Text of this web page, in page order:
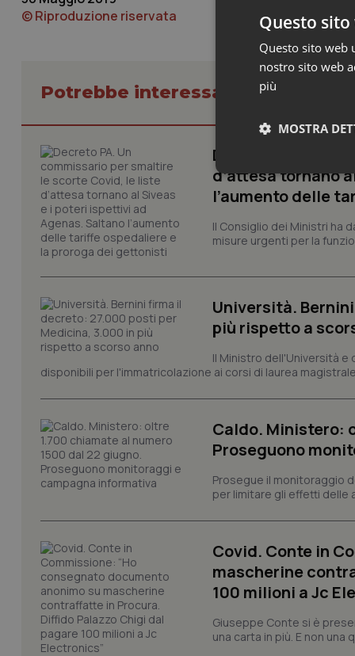
© Riproduzione riservata
Potrebbe interessarti in Governo
Decreto PA. Un
d’attesa tornano
l’aumento delle
Il Consiglio dei Ministri ha
misure urgenti per la
Università.
più rispetto a
Il Ministro dell'Università e
disponibili per l'immatricolazione ai corsi di laurea
Caldo. Ministero:
Proseguono
Prosegue il monitoraggio
per limitare gli effetti delle
Covid. Conte in
mascherine
100 milioni a Jc
Giuseppe Conte si è
una carta in più. E non
Questo
Questo sito web
nostro sito web
più
MOSTRA
I cookie necessari
e l'accesso alle aree
Nome
tracking-sites-
tracking-sites-
session-id